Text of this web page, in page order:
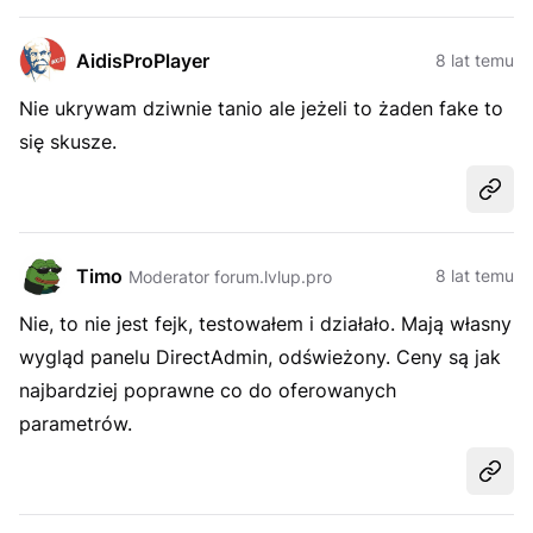
AidisProPlayer 8 lat temu
Nie ukrywam dziwnie tanio ale jeżeli to żaden fake to
się skusze.
Timo Moderator forum.lvlup.pro 8 lat temu
Nie, to nie jest fejk, testowałem i działało. Mają własny
wygląd panelu DirectAdmin, odświeżony. Ceny są jak
najbardziej poprawne co do oferowanych
parametrów.